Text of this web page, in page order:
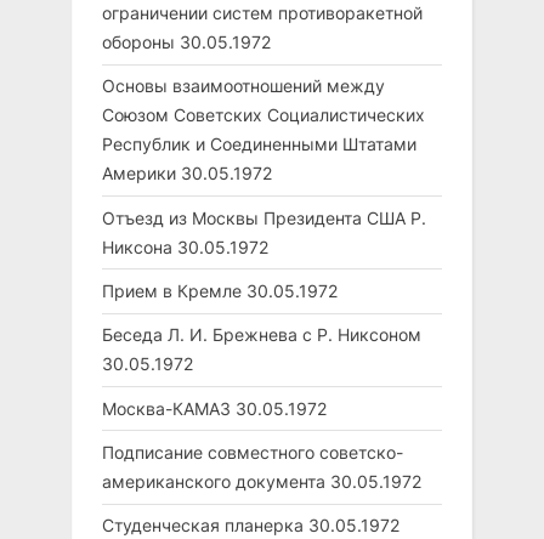
ограничении систем противоракетной
обороны 30.05.1972
Основы взаимоотношений между
Союзом Советских Социалистических
Республик и Соединенными Штатами
Америки 30.05.1972
Отъезд из Москвы Президента США Р.
Никсона 30.05.1972
Прием в Кремле 30.05.1972
Беседа Л. И. Брежнева с Р. Никсоном
30.05.1972
Москва-КАМАЗ 30.05.1972
Подписание совместного советско-
американского документа 30.05.1972
Студенческая планерка 30.05.1972